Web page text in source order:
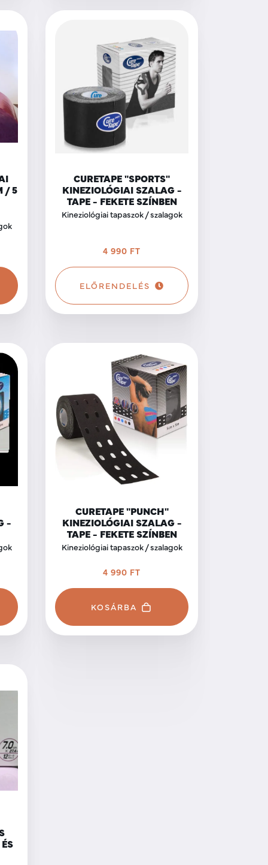
/ 5
CURETAPE "SPORTS"
KINEZIOLÓGIAI SZALAG -
TAPE - FEKETE SZÍNBEN
Kineziológiai tapaszok / szalagok
4 990 FT
ELŐRENDELÉS
-
CURETAPE "PUNCH"
KINEZIOLÓGIAI SZALAG -
TAPE - FEKETE SZÍNBEN
Kineziológiai tapaszok / szalagok
4 990 FT
KOSÁRBA